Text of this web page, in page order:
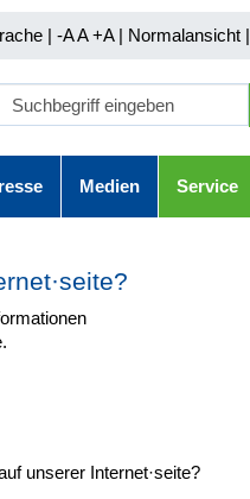
| -A A+A | Normalansicht |
Medien Service
unserer Internet·seite?